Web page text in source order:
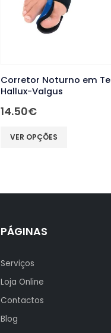
Corretor Noturno em
Hallux-Valgus
14.50€
VER OPÇÕES
PÁGINAS
Serviços
Loja Online
Contactos
Blog